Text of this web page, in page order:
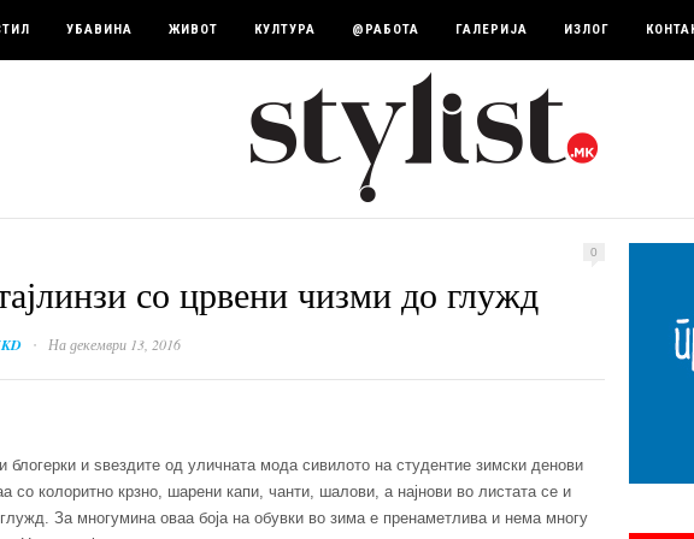
УБАВИНА ЖИВОТ КУЛТУРА @РАБОТА ГАЛЕРИЈА ИЗЛОГ
0
со црвени чизми до глужд
· На декември 13, 2016
блогерки и ѕвездите од уличната мода сивилото на студентие зимски денови
со колоритно крзно, шарени капи, чанти, шалови, a најнови во листата се и
За многумина оваа боја на обувки во зима е пренаметлива и нема многу